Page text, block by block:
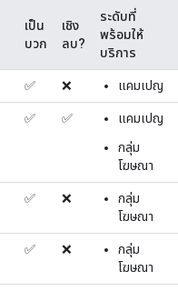
เป็น
บวก
เชิง
ลบ?
ระดับที่
พร้อมให้
บริการ
✅ ❌ แคมเปญ
✅ ✅
แคมเปญ
กลุ่ม
โฆษณา
✅ ❌
กลุ่ม
โฆษณา
✅ ❌
กลุ่ม
โฆษณา